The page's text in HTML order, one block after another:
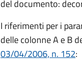
del documento:
I riferimenti per i
delle colonne A e B
03/04/2006, n. 152: